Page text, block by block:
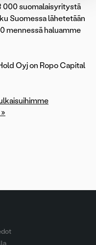
000 suomalaisyritystä
Suomessa lähetetään
mennessä haluamme
Oyj on Ropo Capital